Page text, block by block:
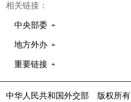
相关链接：
中央部委
地方外办
重要链接
中华人民共和国外交部 版权所有